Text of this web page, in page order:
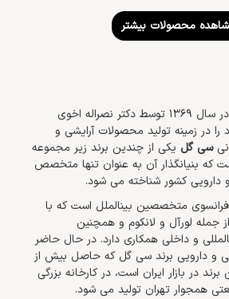
محصولات بیشتر
شرکت لابراتوار دکتر اخوی در سال 1369 توسط دکتر نصراله اخوی
در زمینه تولید محصولات آرایشی و
سی گل یکی از چندین برند زیر مجموعه
که بنیانگذار آن به عنوان تنها متخصص
و دارویی کشور شناخته می شود.
متخصصین بینالملل است که با
جمله لورآل و لانکوم و همچنین
و داخلی همکاری دارد. در حال حاضر
و دارویی برند سی گل که حاصل بیش از
در بازار ایران است، در کارخانه بزرگی
همجوار تهران تولید می شود.